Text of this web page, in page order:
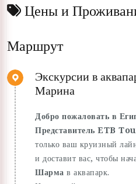
Цены и
Маршрут
Экскурсии в
Марина
Добро пожаловать в
Представитель ETB
только ваш круизный
и доставит вас, чтобы
Шарма в аквапарк.